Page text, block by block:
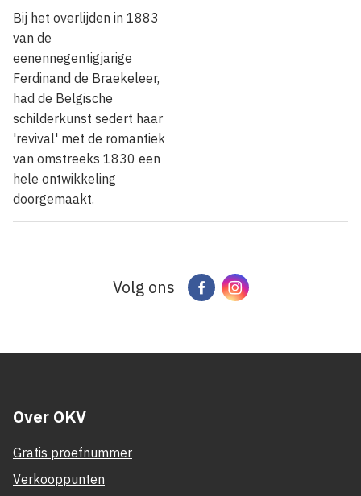
Bij het overlijden in 1883
van de
eenennegentigjarige
Ferdinand de Braekeleer,
had de Belgische
schilderkunst sedert haar
'revival' met de romantiek
van omstreeks 1830 een
hele ontwikkeling
doorgemaakt.
Volg ons FacebookInstagram
Over OKV
Gratis proefnummer
Verkooppunten